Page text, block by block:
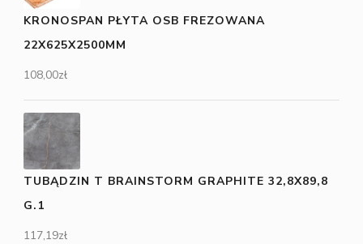
KRONOSPAN PŁYTA OSB FREZOWANA
22X625X2500MM
108,00zł
TUBĄDZIN T BRAINSTORM GRAPHITE 32,8X89,8
G.1
117,19zł